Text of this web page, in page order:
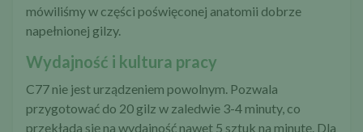
mówiliśmy w części poświęconej anatomii dobrze
napełnionej gilzy.
Wydajność i kultura pracy
C77 nie jest urządzeniem powolnym. Pozwala
przygotować do 20 gilz w zaledwie 3-4 minuty, co
przekłada się na wydajność nawet 5 sztuk na minutę. Dla